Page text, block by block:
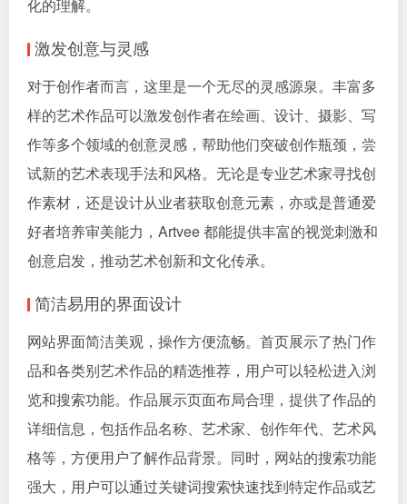
化的理解。
激发创意与灵感
对于创作者而言，这里是一个无尽的灵感源泉。丰富多
样的艺术作品可以激发创作者在绘画、设计、摄影、写
作等多个领域的创意灵感，帮助他们突破创作瓶颈，尝
试新的艺术表现手法和风格。无论是专业艺术家寻找创
作素材，还是设计从业者获取创意元素，亦或是普通爱
好者培养审美能力，Artvee 都能提供丰富的视觉刺激和
创意启发，推动艺术创新和文化传承。
简洁易用的界面设计
网站界面简洁美观，操作方便流畅。首页展示了热门作
品和各类别艺术作品的精选推荐，用户可以轻松进入浏
览和搜索功能。作品展示页面布局合理，提供了作品的
详细信息，包括作品名称、艺术家、创作年代、艺术风
格等，方便用户了解作品背景。同时，网站的搜索功能
强大，用户可以通过关键词搜索快速找到特定作品或艺